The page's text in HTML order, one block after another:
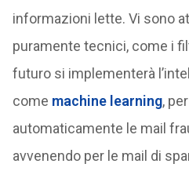
informazioni lette. Vi sono
puramente tecnici, come i
futuro si implementerà
come machine learning,
automaticamente le mail
avvenendo per le mail di